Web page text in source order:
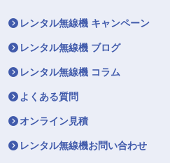
レンタル無線機 キャンペーン
レンタル無線機 ブログ
レンタル無線機 コラム
よくある質問
オンライン見積
レンタル無線機お問い合わせ